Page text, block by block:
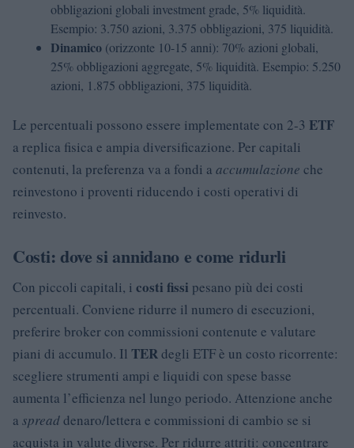
obbligazioni globali investment grade, 5% liquidità.
Esempio: 3.750 azioni, 3.375 obbligazioni, 375 liquidità.
Dinamico (orizzonte 10-15 anni): 70% azioni globali,
25% obbligazioni aggregate, 5% liquidità. Esempio: 5.250
azioni, 1.875 obbligazioni, 375 liquidità.
Le percentuali possono essere implementate con 2-3 ETF
a replica fisica e ampia diversificazione. Per capitali
contenuti, la preferenza va a fondi a accumulazione che
reinvestono i proventi riducendo i costi operativi di
reinvesto.
Costi: dove si annidano e come ridurli
Con piccoli capitali, i costi fissi pesano più dei costi
percentuali. Conviene ridurre il numero di esecuzioni,
preferire broker con commissioni contenute e valutare
piani di accumulo. Il TERdegli ETF è un costo ricorrente:
scegliere strumenti ampi e liquidi con spese basse
aumenta l’efficienza nel lungo periodo. Attenzione anche
a spreaddenaro/lettera e commissioni di cambio se si
acquista in valute diverse. Per ridurre attriti: concentrare